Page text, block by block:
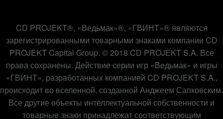
CD PROJEKT®, «Ведьмак»®, «ГВИНТ»® являются
зарегистрированными товарными знаками компании CD
PROJEKT Capital Group. © 2018 CD PROJEKT S.A. Все
права сохранены. Действие серии игр «Ведьмак» и игры
«ГВИНТ», разработанных компанией CD PROJEKT S.A.,
происходит во вселенной, созданной Анджеем Сапковским.
Все другие объекты интеллектуальной собственности и
товарные знаки принадлежат соответствующим